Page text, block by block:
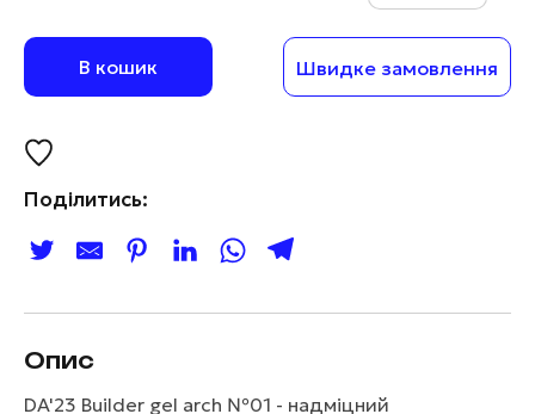
В кошик Швидке замовлення
Поділитись:
Опис
DA'23 Builder gel arch №01 - надміцний